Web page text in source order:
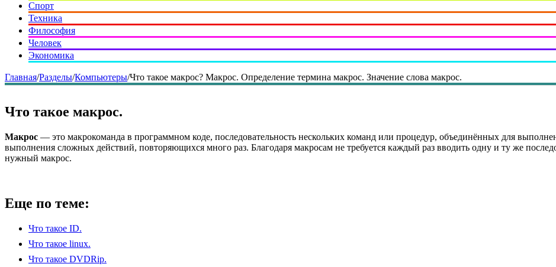
Спорт
Техника
Философия
Человек
Экономика
Главная/Разделы/Компьютеры/Что такое макрос? Макрос. Определение термина макрос. Значение слова макрос.
Что такое макрос.
Макрос — это макрокоманда в программном коде, последовательность нескольких команд или процедур, объединённых для
выполнения сложных действий, повторяющихся много раз. Благодаря макросам не требуется каждый раз вводить одну и ту же
нужный макрос.
Еще по теме:
Что такое ID.
Что такое linux.
Что такое DVDRip.